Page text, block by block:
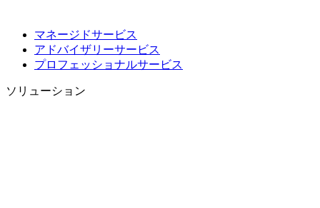
マネージドサービス
アドバイザリーサービス
プロフェッショナルサービス
ソリューション